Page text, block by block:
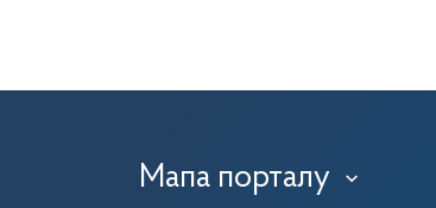
Мапа порталу ›